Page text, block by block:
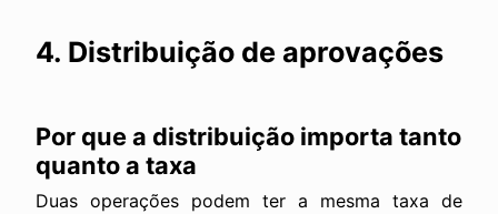
4. Distribuição de aprovações
Por que a distribuição importa tanto
quanto a taxa
Duas operações podem ter a mesma taxa de